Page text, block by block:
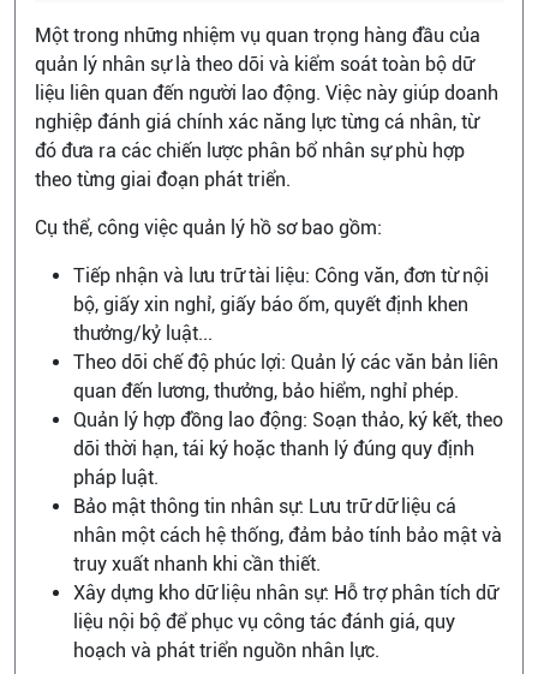
Một trong những nhiệm vụ quan trọng hàng đầu của
quản lý nhân sự là theo dõi và kiểm soát toàn bộ dữ
liệu liên quan đến người lao động. Việc này giúp doanh
nghiệp đánh giá chính xác năng lực từng cá nhân, từ
đó đưa ra các chiến lược phân bổ nhân sự phù hợp
theo từng giai đoạn phát triển.
Cụ thể, công việc quản lý hồ sơ bao gồm:
Tiếp nhận và lưu trữ tài liệu: Công văn, đơn từ nội
bộ, giấy xin nghỉ, giấy báo ốm, quyết định khen
thưởng/kỷ luật...
Theo dõi chế độ phúc lợi: Quản lý các văn bản liên
quan đến lương, thưởng, bảo hiểm, nghỉ phép.
Quản lý hợp đồng lao động: Soạn thảo, ký kết, theo
dõi thời hạn, tái ký hoặc thanh lý đúng quy định
pháp luật.
Bảo mật thông tin nhân sự: Lưu trữ dữ liệu cá
nhân một cách hệ thống, đảm bảo tính bảo mật và
truy xuất nhanh khi cần thiết.
Xây dựng kho dữ liệu nhân sự: Hỗ trợ phân tích dữ
liệu nội bộ để phục vụ công tác đánh giá, quy
hoạch và phát triển nguồn nhân lực.